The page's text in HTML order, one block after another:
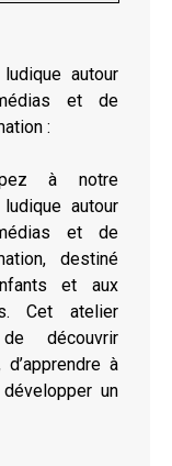
autour
et de
:
à notre
autour
et de
destiné
et aux
Cet atelier
découvrir
à
un